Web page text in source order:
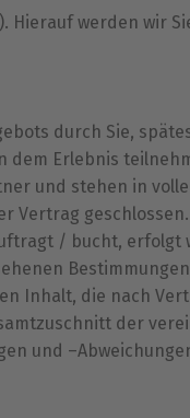
Hierauf werden wir
durch Sie,
Erlebnis
und stehen in
Vertrag geschlossen.
/ bucht, erfolgt
Inhalt, die nach
der
und